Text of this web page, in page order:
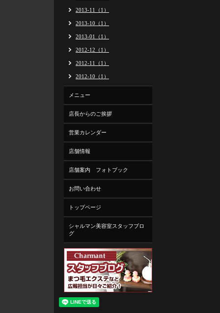
2013-11（1）
2013-10（1）
2013-01（1）
2012-12（1）
2012-11（1）
2012-10（1）
メニュー
店長からのご挨拶
営業カレンダー
店舗情報
店舗案内 フォトブック
お問い合わせ
トップページ
シャルマン美容室スタッフブロ
グ